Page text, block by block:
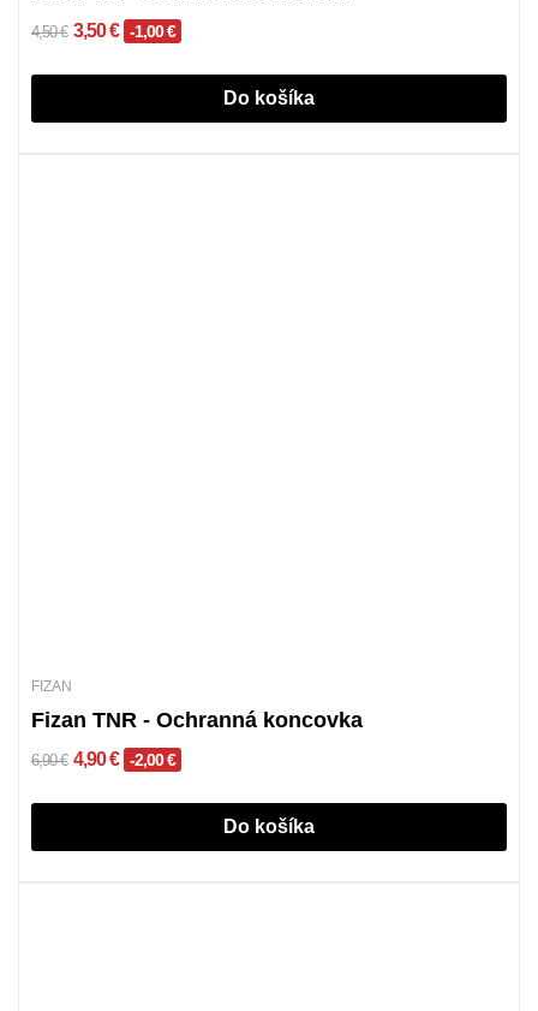
4,50 € 3,50 € -1,00 €
Do košíka
FIZAN
Fizan TNR - Ochranná koncovka
6,90 € 4,90 € -2,00 €
Do košíka